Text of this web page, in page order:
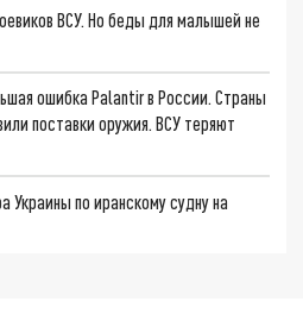
ВСУ. Но беды для малышей не
ошибка Palantir в России. Страны
поставки оружия. ВСУ теряют
Украины по иранскому судну на